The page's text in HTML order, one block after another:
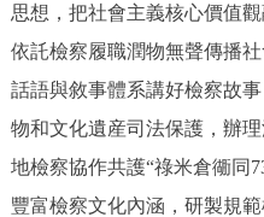
思想，把社會主義核心價值
依託檢察履職潤物無聲傳播
話語與敘事體系講好檢察故
物和文化遺産司法保護，辦
地檢察協作共護“祿米倉衚同
豐富檢察文化內涵，研製規